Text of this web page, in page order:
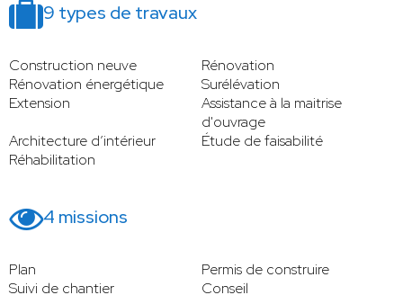
9 types de travaux
Construction neuve
Rénovation
Rénovation énergétique
Surélévation
Extension
Assistance à la maitrise
d'ouvrage
Architecture d’intérieur
Étude de faisabilité
Réhabilitation
4 missions
Plan
Permis de construire
Suivi de chantier
Conseil